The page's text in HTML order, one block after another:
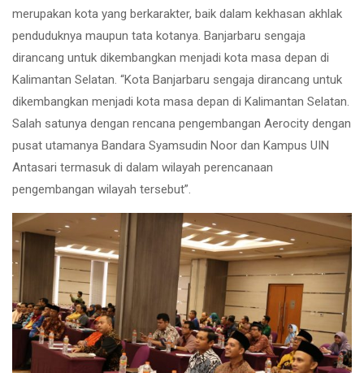
merupakan kota yang berkarakter, baik dalam kekhasan akhlak
penduduknya maupun tata kotanya. Banjarbaru sengaja
dirancang untuk dikembangkan menjadi kota masa depan di
Kalimantan Selatan. “Kota Banjarbaru sengaja dirancang untuk
dikembangkan menjadi kota masa depan di Kalimantan Selatan.
Salah satunya dengan rencana pengembangan Aerocity dengan
pusat utamanya Bandara Syamsudin Noor dan Kampus UIN
Antasari termasuk di dalam wilayah perencanaan
pengembangan wilayah tersebut”.